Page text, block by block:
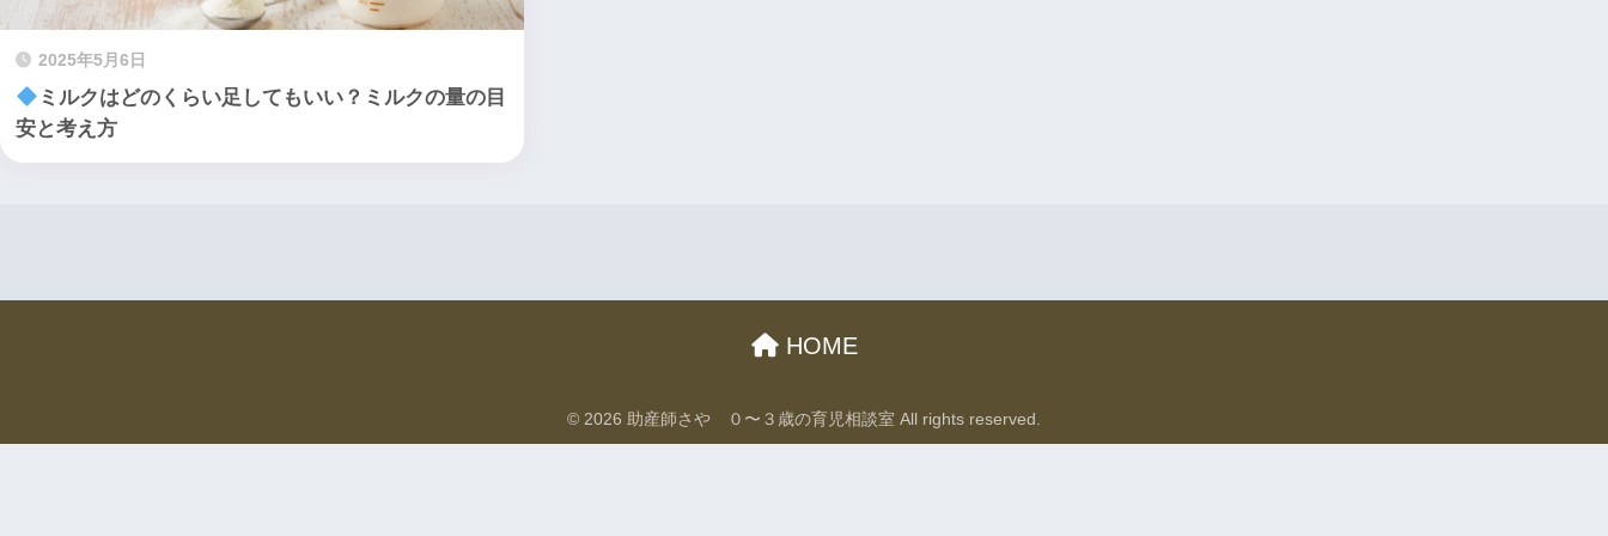
2025年5月6日
ミルクはどのくらい足してもいい？ミルクの量の目
安と考え方
HOME
© 2026 助産師さや ０〜３歳の育児相談室 All rights reserved.